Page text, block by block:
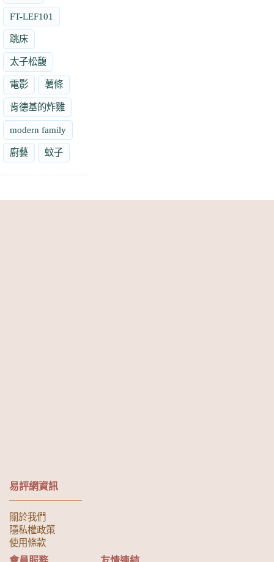
FT-LEF101
跳床
太子松馥
電影 薯條
肯德基的炸雞
modern family
廚藝 蚊子
易評網資訊
關於我們
隱私權政策
使用條款